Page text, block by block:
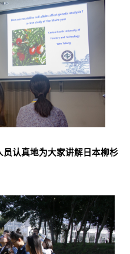
员认真地为大家讲解日本柳杉